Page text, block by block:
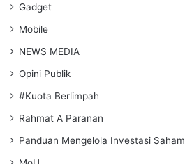
Gadget
Mobile
NEWS MEDIA
Opini Publik
#Kuota Berlimpah
Rahmat A Paranan
Panduan Mengelola Investasi Saham